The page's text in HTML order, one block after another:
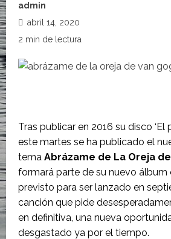
admin
abril 14, 2020
2 min de lectura
Tras publicar en 2016 su disco ‘El
este martes se ha publicado el
tema Abrázame de La Oreja de
formará parte de su nuevo álbum
previsto para ser lanzado en
canción que pide
en definitiva, una nueva
desgastado ya por el tiempo.